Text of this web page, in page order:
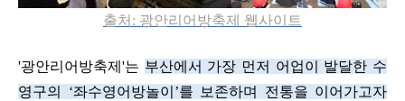
출처: 광안리어방축제 웹사이트
'광안리어방축제 '는 부산에서 가장 먼저 어업이 발달한 수
영구의 ‘좌수영어방놀이 ’를 보존하며 전통을 이어가고자